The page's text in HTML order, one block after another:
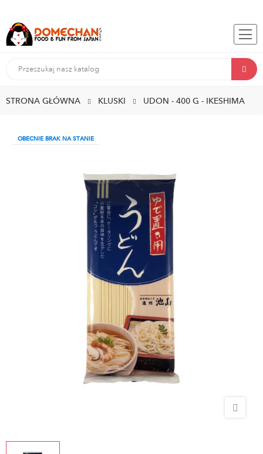
STRONA GŁÓWNA KLUSKI UDON - 400 G - IKESHIMA
OBECNIE BRAK NA STANIE